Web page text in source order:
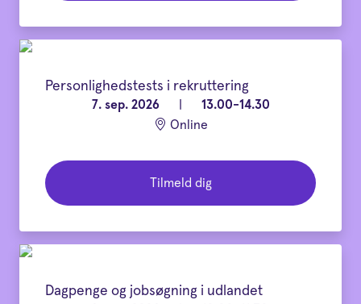
Personlighedstests i rekruttering
7. sep. 2026
13.00-14.30
Online
Tilmeld dig
Dagpenge og jobsøgning i udlandet